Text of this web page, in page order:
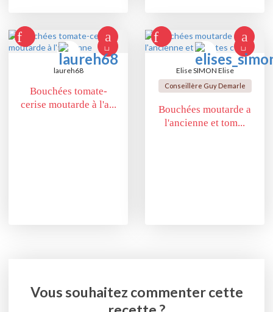
laureh68
Bouchées tomate-
cerise moutarde à l'a...
Elise SIMON Elise
Conseillère Guy Demarle
Bouchées moutarde a
l'ancienne et tom...
Vous souhaitez commenter cette